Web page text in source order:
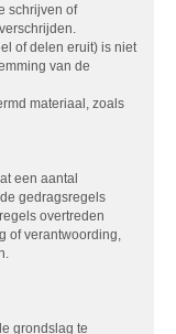
schrijven of
of delen eruit) is niet
van de
materiaal, zoals
een aantal
gedragsregels
overtreden
of verantwoording,
grondslag te